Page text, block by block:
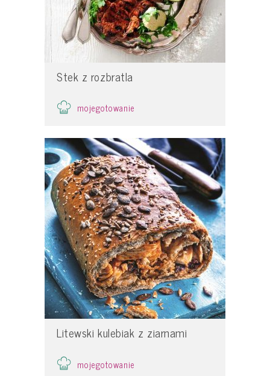
Stek z rozbratla
mojegotowanie
Litewski kulebiak z ziarnami
mojegotowanie